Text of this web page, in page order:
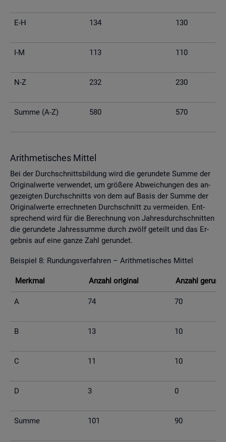
E-H 134 130
I-M 113 110
N-Z 232 230
Summe (A-Z) 580 570
Arith­me­ti­sches Mit­tel
Bei der Durch­schnitts­bil­dung wird die ge­run­de­te Summe der
Ori­gi­nal­wer­te ver­wen­det, um grö­ße­re Ab­wei­chun­gen des an­
ge­zeig­ten Durch­schnitts von dem auf Basis der Summe der
Ori­gi­nal­wer­te er­rech­ne­ten Durch­schnitt zu ver­mei­den. Ent­
spre­chend wird für die Be­rech­nung von Jah­res­durch­schnit­ten
die ge­run­de­te Jah­res­sum­me durch zwölf ge­teilt und das Er­
geb­nis auf eine ganze Zahl ge­run­det.
Bei­spiel 8: Run­dungs­ver­fah­ren – Arith­me­ti­sches Mit­tel
Merk­mal An­zahl ori­gi­nal An­zahl
A 74 70
B 13 10
C 11 10
D 3 0
Summe 101 90